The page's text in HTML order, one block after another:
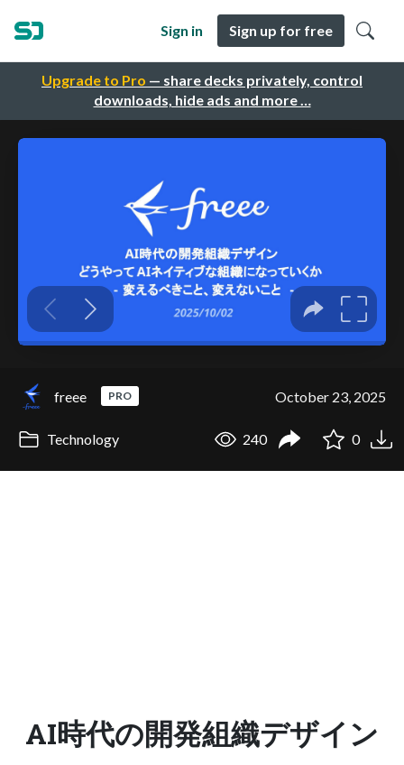
Upgrade to Pro — share decks privately, control
downloads, hide ads and more …
Sign in Sign up for free
freee PRO October 23, 2025
Technology 240 0
AI時代の開発組織デザイン